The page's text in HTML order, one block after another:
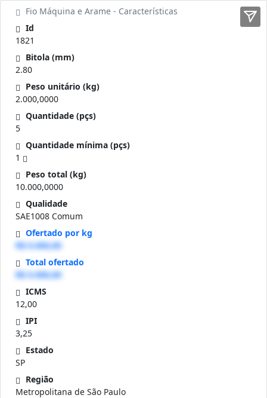
Fio Máquina e Arame - Características
Id
1821
Bitola (mm)
2.80
Peso unitário (kg)
2.000,0000
Quantidade (pçs)
5
Quantidade mínima (pçs)
1
Peso total (kg)
10.000,0000
Qualidade
SAE1008 Comum
Ofertado por kg
R$ 0.000,00
Total ofertado
R$ 0.000,00
ICMS
12,00
IPI
3,25
Estado
SP
Região
Metropolitana de São Paulo